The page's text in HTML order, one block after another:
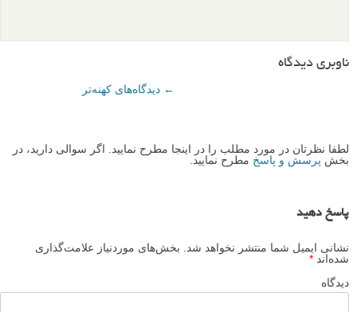
ناوبری دیدگاه
← دیدگاه‌های کهنه‌تر
لطفا نظرتان در مورد مطلب را در اینجا مطرح نمایید. اگر سوالی دارید، در
بخش پرسش و پاسخ مطرح نمایید.
پاسخ دهید
نشانی ایمیل شما منتشر نخواهد شد. بخش‌های موردنیاز علامت‌گذاری
شده‌اند *
دیدگاه